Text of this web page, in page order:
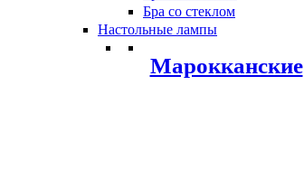
Бра со стеклом
Настольные лампы
Марокканские